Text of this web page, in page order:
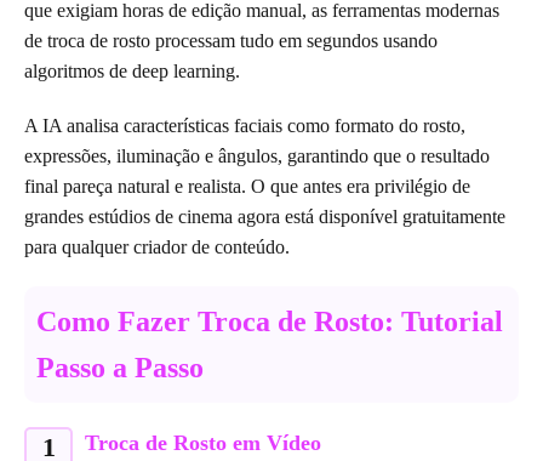
que exigiam horas de edição manual, as ferramentas modernas
de troca de rosto processam tudo em segundos usando
algoritmos de deep learning.
A IA analisa características faciais como formato do rosto,
expressões, iluminação e ângulos, garantindo que o resultado
final pareça natural e realista. O que antes era privilégio de
grandes estúdios de cinema agora está disponível gratuitamente
para qualquer criador de conteúdo.
Como Fazer Troca de Rosto: Tutorial
Passo a Passo
1 Troca de Rosto em Vídeo